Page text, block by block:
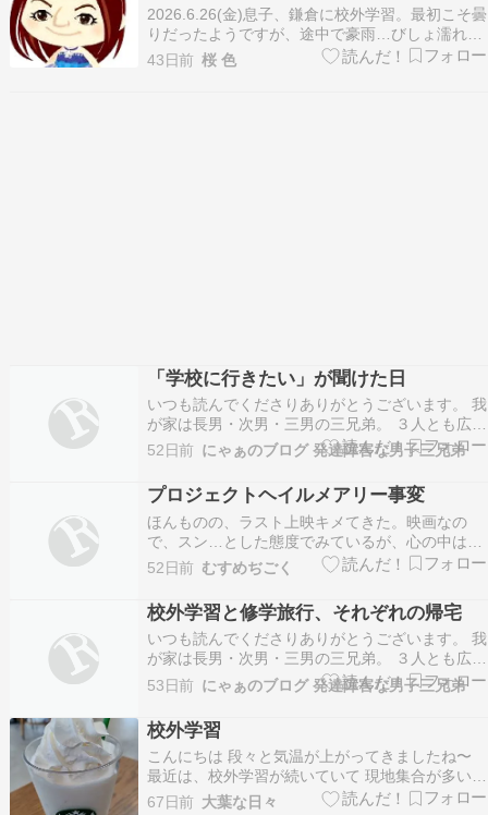
2026.6.26(金)息子、鎌倉に校外学習。最初こそ曇
りだったようですが、途中で豪雨…びしょ濡れに
バスで隣の席の子が、到着して直ぐ様まさかの
39℃発熱3000円のお小遣いと、事前に必要額を
43日前 桜 色
「学校に行きたい」が聞けた日
いつも読んでくださりありがとうございます。 我
が家は長男・次男・三男の三兄弟。 ３人とも広汎
性発達障害 / ADHD / 学習障害の発達障害フルコ
ンボ。 さらに感覚過敏＆鈍麻、場面緘黙、アレル
ギー・喘息持ち。 そんな子供達を育てる母親の日
常と備忘録です。 ▶はじめて訪問してくだ…
52日前 にゃぁのブログ 発達障害な男子三兄弟
プロジェクトヘイルメアリー事変
ほんものの、ラスト上映キメてきた。映画なの
で、スン…とした態度でみているが、心の中は
「ぎゃああああああ！！！」「わあああああ
あ！！！」「かわいーーーーーー！！！！」「や
めてくれこれ以上ロッキーを悲しませんといてく
れーーーーーーーーー！！！！！！」「お前らー
ーーーーー！！！！永遠な…
52日前 むすめぢごく
校外学習と修学旅行、それぞれの帰宅
いつも読んでくださりありがとうございます。 我
が家は長男・次男・三男の三兄弟。 ３人とも広汎
性発達障害 / ADHD / 学習障害の発達障害フルコ
ンボ。 さらに感覚過敏＆鈍麻、場面緘黙、アレル
ギー・喘息持ち。 そんな子供達を育てる母親の日
常と備忘録です。 ▶はじめて訪問してくだ…
53日前 にゃぁのブログ 発達障害な男子三兄弟
校外学習
こんにちは 段々と気温が上がってきましたね〜
最近は、校外学習が続いていて 現地集合が多いの
で、時間と場所を間違えないように必死で確認し
67日前 大葉な日々